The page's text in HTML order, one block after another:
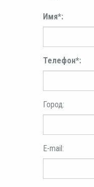
Имя*:
Телефон*:
Город:
E-mail: